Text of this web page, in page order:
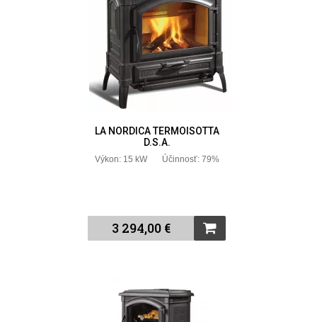
LA NORDICA TERMOISOTTA
D.S.A.
Výkon: 15 kW Účinnosť: 79%
3 294,00 €